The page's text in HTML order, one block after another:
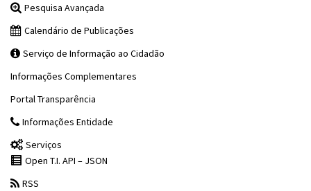
Pesquisa Avançada
Calendário de Publicações
Serviço de Informação ao Cidadão
Informações Complementares
Portal Transparência
Informações Entidade
Serviços
Open T.I. API – JSON
RSS